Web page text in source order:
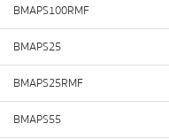
BMAPS100RMF
BMAPS25
BMAPS25RMF
BMAPS55